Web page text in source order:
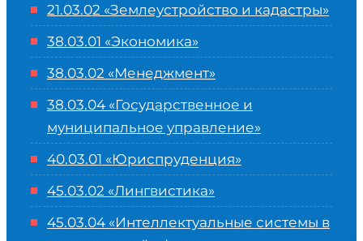
21.03.02 «Землеустройство и кадастры»
38.03.01 «Экономика»
38.03.02 «Менеджмент»
38.03.04 «Государственное и
муниципальное управление»
40.03.01 «Юриспруденция»
45.03.02 «Лингвистика»
45.03.04 «Интеллектуальные системы в